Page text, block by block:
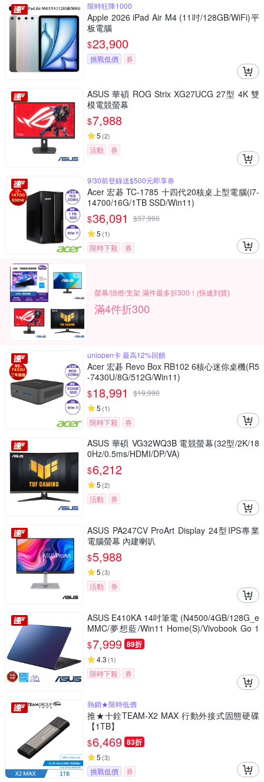
限時狂降1000
Apple 2026 iPad Air M4 (11吋/128GB/WiFi)平
板電腦
$23,900
挑戰低價 券
ASUS 華碩 ROG Strix XG27UCG 27型 4K 雙
模電競螢幕
$7,988
5 (2)
活動 券
9/30前登錄送$500元即享券
Acer 宏碁 TC-1785 十四代20核桌上型電腦(i7-
14700/16G/1TB SSD/Win11)
$36,091 $37,990
5 (1)
限時下殺 券
螢幕/掛燈/支架 滿件最多折300！(快速到貨)
滿4件折300
uniopen卡 最高12%回饋
Acer 宏碁 Revo Box RB102 6核心迷你桌機(R5
-7430U/8G/512G/Win11)
$18,991 $19,990
5 (1)
限時下殺 券
ASUS 華碩 VG32WQ3B 電競螢幕(32型/2K/18
0Hz/0.5ms/HDMI/DP/VA)
$6,212
5 (2)
活動 券
ASUS PA247CV ProArt Display 24型IPS專業
電腦螢幕 內建喇叭
$5,988
5 (3)
活動 券
ASUS E410KA 14吋筆電 (N4500/4GB/128G_e
MMC/夢想藍/Win11 Home(S)/Vivobook Go 1
4)
$7,999 89折
4.3 (1)
限時下殺 券
熱銷★限時低價
推★十銓TEAM-X2 MAX 行動外接式固態硬碟
【1TB】
$6,469 83折
5 (3)
挑戰低價 券